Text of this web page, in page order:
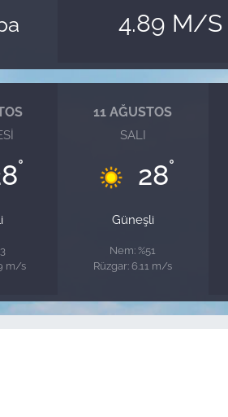
4.89 M/S
°
m/s
11 AĞUSTOS
SALI
28°
Güneşli
Nem: %51
Rüzgar: 6.11 m/s